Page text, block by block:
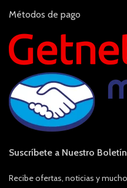
Métodos de pago
Suscríbete a Nuestro Boletín
Recibe ofertas, noticias y